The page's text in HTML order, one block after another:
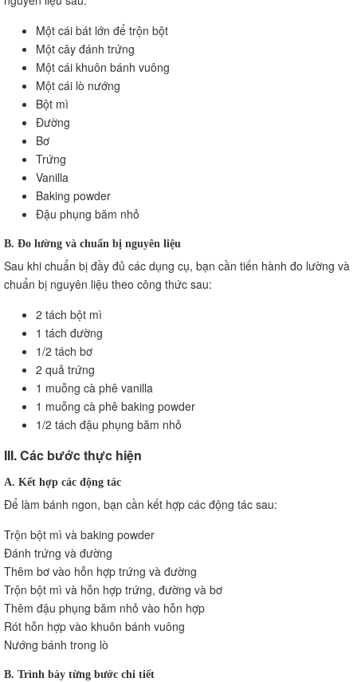
Một cái bát lớn để trộn bột
Một cây đánh trứng
Một cái khuôn bánh vuông
Một cái lò nướng
Bột mì
Đường
Bơ
Trứng
Vanilla
Baking powder
Đậu phụng băm nhỏ
B. Đo lường và chuẩn bị nguyên liệu
Sau khi chuẩn bị đầy đủ các dụng cụ, bạn cần tiến hành đo lường và
chuẩn bị nguyên liệu theo công thức sau:
2 tách bột mì
1 tách đường
1/2 tách bơ
2 quả trứng
1 muỗng cà phê vanilla
1 muỗng cà phê baking powder
1/2 tách đậu phụng băm nhỏ
III. Các bước thực hiện
A. Kết hợp các động tác
Để làm bánh ngon, bạn cần kết hợp các động tác sau:
Trộn bột mì và baking powder
Đánh trứng và đường
Thêm bơ vào hỗn hợp trứng và đường
Trộn bột mì và hỗn hợp trứng, đường và bơ
Thêm đậu phụng băm nhỏ vào hỗn hợp
Rót hỗn hợp vào khuôn bánh vuông
Nướng bánh trong lò
B. Trình bày từng bước chi tiết